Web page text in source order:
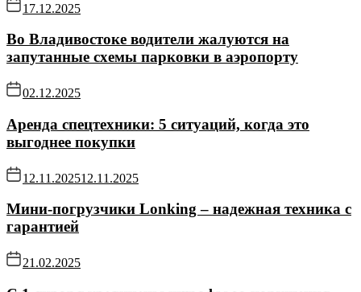
17.12.2025
Во Владивостоке водители жалуются на
запутанные схемы парковки в аэропорту
02.12.2025
Аренда спецтехники: 5 ситуаций, когда это
выгоднее покупки
12.11.202512.11.2025
Мини-погрузчики Lonking – надежная техника с
гарантией
21.02.2025